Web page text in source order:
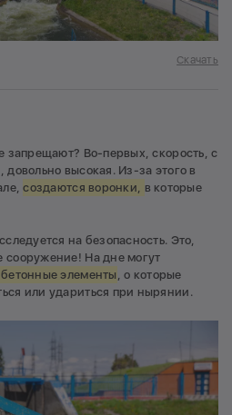
Скачать
запрещают? Во-первых, скорость, с
довольно высокая. Из-за этого в
создаются воронки, в которые
на безопасность. Это,
сооружение! На дне могут
элементы
, о которые
или удариться при нырянии.